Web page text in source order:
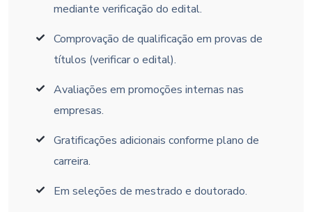
mediante verificação do edital.
Comprovação de qualificação em provas de
títulos (verificar o edital).
Avaliações em promoções internas nas
empresas.
Gratificações adicionais conforme plano de
carreira.
Em seleções de mestrado e doutorado.